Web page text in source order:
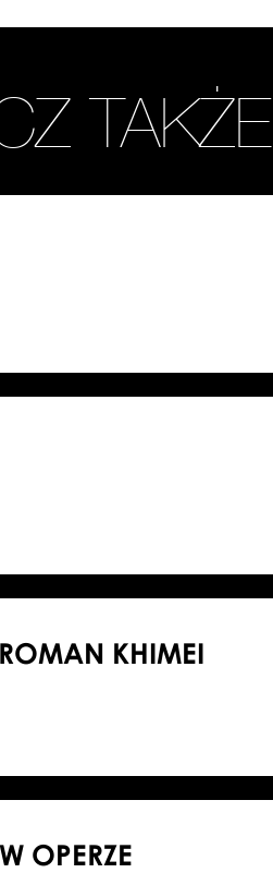
TAKŻE
KHIMEI
OPERZE